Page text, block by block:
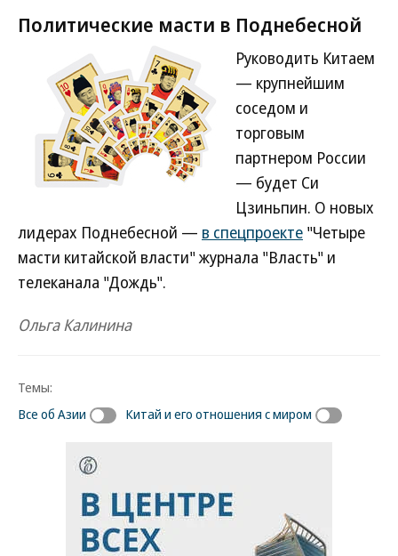
Политические масти в Поднебесной
Руководить Китаем
— крупнейшим
соседом и
торговым
партнером России
— будет Си
Цзиньпин. О новых
лидерах Поднебесной — в спецпроекте "Четыре
масти китайской власти" журнала "Власть" и
телеканала "Дождь".
Ольга Калинина
Темы:
Все об Азии
Китай и его отношения с миром